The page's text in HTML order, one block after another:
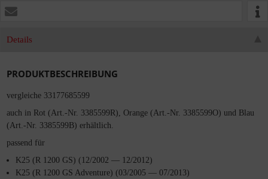
Details
PRODUKTBESCHREIBUNG
vergleiche 33177685599
auch in Rot (Art.-Nr. 3385599R), Orange (Art.-Nr. 3385599O) und Blau
(Art.-Nr. 3385599B) erhältlich.
passend für
K25 (R 1200 GS) (12/2002 — 12/2012)
K25 (R 1200 GS Adventure) (03/2005 — 07/2013)